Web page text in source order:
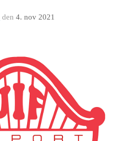
den 4. nov 2021